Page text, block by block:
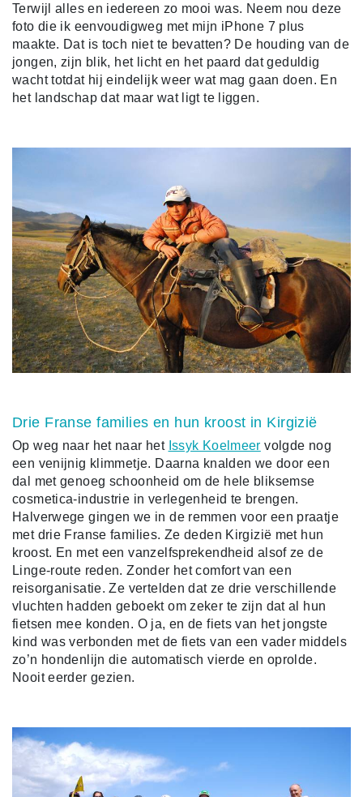
Terwijl alles en iedereen zo mooi was. Neem nou deze
foto die ik eenvoudigweg met mijn iPhone 7 plus
maakte. Dat is toch niet te bevatten? De houding van de
jongen, zijn blik, het licht en het paard dat geduldig
wacht totdat hij eindelijk weer wat mag gaan doen. En
het landschap dat maar wat ligt te liggen.
Drie Franse families en hun kroost in Kirgizië
Op weg naar het naar het Issyk Koelmeer volgde nog
een venijnig klimmetje. Daarna knalden we door een
dal met genoeg schoonheid om de hele bliksemse
cosmetica-industrie in verlegenheid te brengen.
Halverwege gingen we in de remmen voor een praatje
met drie Franse families. Ze deden Kirgizië met hun
kroost. En met een vanzelfsprekendheid alsof ze de
Linge-route reden. Zonder het comfort van een
reisorganisatie. Ze vertelden dat ze drie verschillende
vluchten hadden geboekt om zeker te zijn dat al hun
fietsen mee konden. O ja, en de fiets van het jongste
kind was verbonden met de fiets van een vader middels
zo’n hondenlijn die automatisch vierde en oprolde.
Nooit eerder gezien.